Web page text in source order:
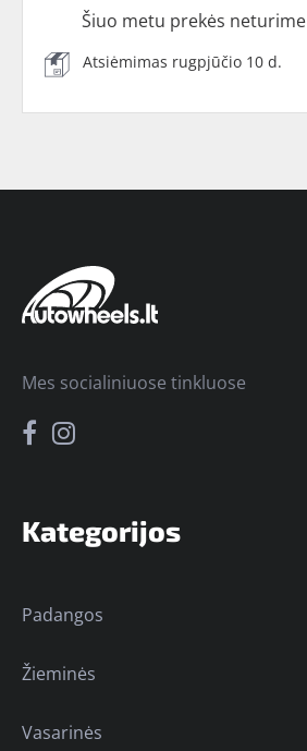
Šiuo metu prekės neturime
Atsiėmimas rugpjūčio 10 d.
Kategorijos
Padangos
Žieminės
Vasarinės
Mes socialiniuose tinkluose